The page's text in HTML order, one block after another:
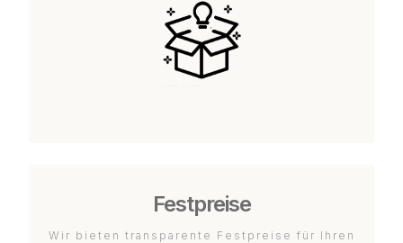
Festpreise
Wir bieten transparente Festpreise für Ihren